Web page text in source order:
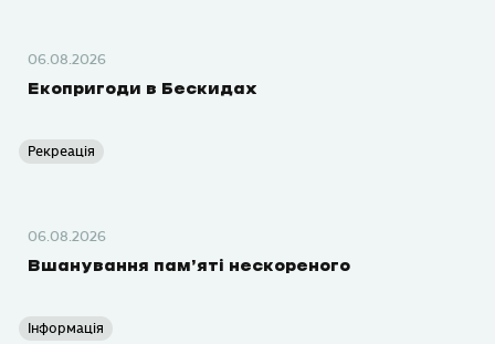
06.08.2026
Екопригоди в Бескидах
Рекреація
06.08.2026
Вшанування пам’яті нескореного
Інформація